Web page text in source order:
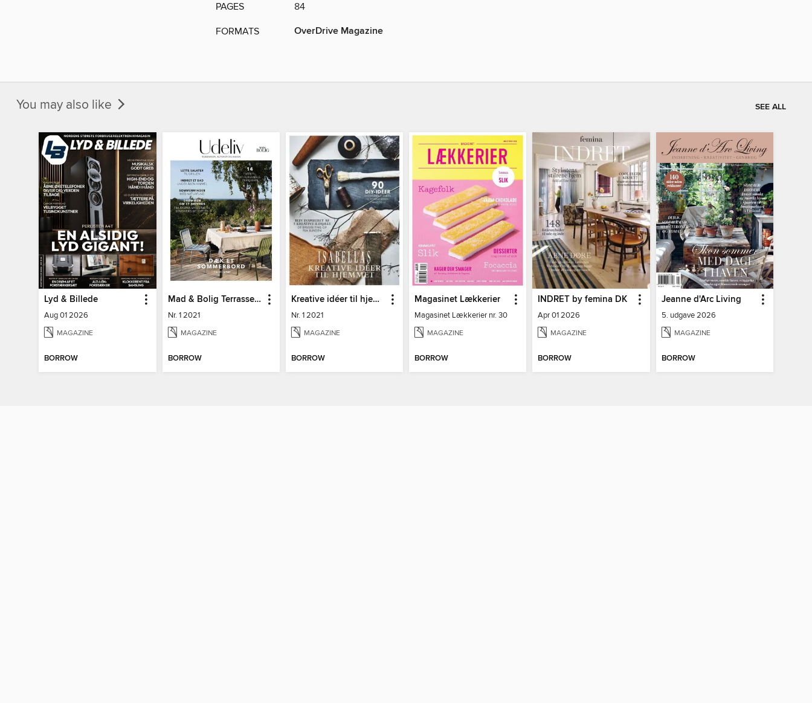
PAGES 84
FORMATS OverDrive Magazine
You may also like SEE ALL
Lyd & Billede
Aug 01 2026
MAGAZINE
BORROW
Mad & Bolig Terrasse og udeliv
Nr. 1 2021
MAGAZINE
BORROW
Kreative idéer til hjemmet
Nr. 1 2021
MAGAZINE
BORROW
Magasinet Lækkerier
Magasinet Lækkerier nr. 30
MAGAZINE
BORROW
INDRET by femina DK
Apr 01 2026
MAGAZINE
BORROW
Jeanne d'Arc Living
5. udgave 2026
MAGAZINE
BORROW